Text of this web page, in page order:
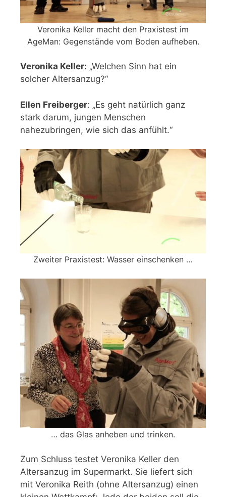
Veronika Keller macht den Praxistest im
AgeMan: Gegenstände vom Boden aufheben.
Veronika Keller: „Welchen Sinn hat ein
solcher Altersanzug?“
Ellen Freiberger: „Es geht natürlich ganz
stark darum, jungen Menschen
nahezubringen, wie sich das anfühlt.“
Zweiter Praxistest: Wasser einschenken …
… das Glas anheben und trinken.
Zum Schluss testet Veronika Keller den
Altersanzug im Supermarkt. Sie liefert sich
mit Veronika Reith (ohne Altersanzug) einen